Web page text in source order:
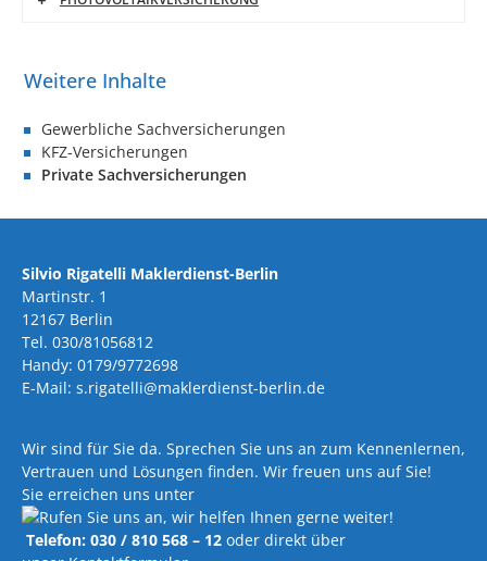
Gewerbliche Sachversicherungen
KFZ-Versicherungen
Private Sachversicherungen
Silvio Rigatelli Maklerdienst-Berlin
Martinstr. 1
12167 Berlin
Tel. 030/81056812
Handy: 0179/9772698
E-Mail: s.rigatelli@maklerdienst-berlin.de
Wir sind für Sie da. Sprechen Sie uns an zum Kennenlernen,
Vertrauen und Lösungen finden. Wir freuen uns auf Sie!
Sie erreichen uns unter
Telefon: 030 / 810 568 – 12 oder direkt über